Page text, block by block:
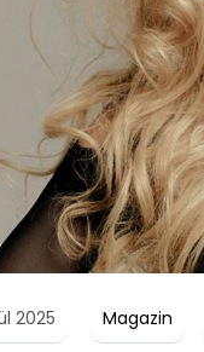
2025 Magazin